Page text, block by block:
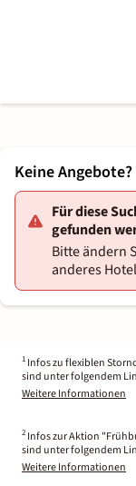
Keine Angebote?
Für diese
gefunden
Bitte ändern
anderes
1 Infos zu flexiblen
sind unter folgendem
Weitere Informationen
2 Infos zur Aktion
sind unter folgendem
Weitere Informationen